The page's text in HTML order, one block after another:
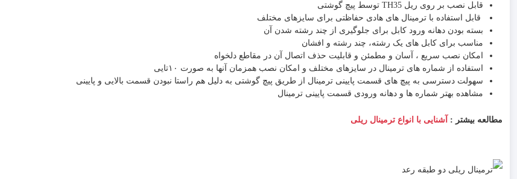
قابل نصب بر روی ریل TH35 توسط پیچ گوشتی
قابل استفاده با ترمینال های هادی حفاظتی برای سایزهای مختلف
بسته بودن دهانه ورود کابل برای جلوگیری از چند رشته شدن آن
مناسب برای کابل های یک رشته، چند رشته و افشان
امکان نصب سریع ، آسان و مطمئن و قابلیت حذف اتصال آن در مقاطع دلخواه
استفاده از شماره های ترمینال در سایزهای مختلف و امکان نصب همزمان آنها به صورت ۱۰تایی
سهولت دسترسی به پیچ های قسمت پایینی ترمینال از طریق پیچ گوشتی به دلیل هم راستا نبودن قسمت بالایی و پایینی
مشاهده بهتر شماره ها و دهانه ورودی قسمت پایینی ترمینال
مطالعه بیشتر : آشنایی با انواع ترمینال ریلی